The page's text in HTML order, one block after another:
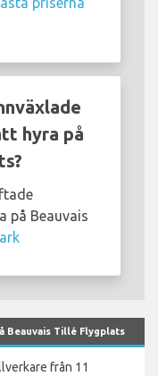
hyra på
på Beauvais
Beauvais Tillé Flygplats
från 11